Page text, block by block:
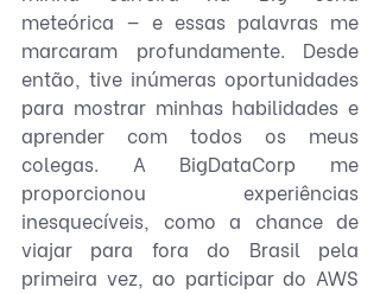
meteórica — e essas palavras me
marcaram profundamente. Desde
então, tive inúmeras oportunidades
para mostrar minhas habilidades e
aprender com todos os meus
colegas. A BigDataCorp me
proporcionou experiências
inesquecíveis, como a chance de
viajar para fora do Brasil pela
primeira vez, ao participar do AWS